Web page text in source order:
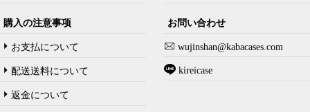
購入の注意事项
お支払について
配送送料について
返金について
お問い合わせ
wujinshan@kabacases.com
kireicase